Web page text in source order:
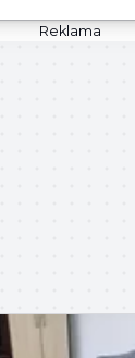
Reklama